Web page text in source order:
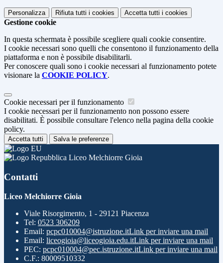
Personalizza Rifiuta tutti i cookies Accetta tutti i cookies
Gestione cookie
In questa schermata è possibile scegliere quali cookie consentire.
I cookie necessari sono quelli che consentono il funzionamento della
piattaforma e non è possibile disabilitarli.
Per conoscere quali sono i cookie necessari al funzionamento potete
visionare la COOKIE POLICY.
Cookie necessari per il funzionamento
I cookie necessari per il funzionamento non possono essere
disabilitati. È possibile consultare l'elenco nella pagina della cookie
policy.
Accetta tutti Salva le preferenze
Liceo Melchiorre Gioia
Contatti
Liceo Melchiorre Gioia
Viale Risorgimento, 1 - 29121 Piacenza
Tel: 0523 306209
Email: pcpc010004@istruzione.itLink per inviare una mail
Email: liceogioia@liceogioia.edu.itLink per inviare una mail
PEC: pcpc010004@pec.istruzione.itLink per inviare una mail
C.F.: 80009510332